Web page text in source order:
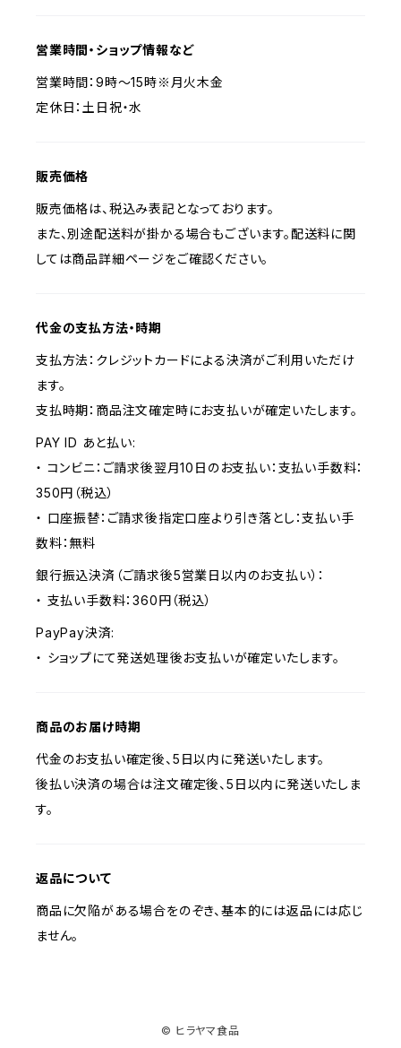
営業時間・ショップ情報など
営業時間：9時～15時※月火木金
定休日：土日祝・水
販売価格
販売価格は、税込み表記となっております。
また、別途配送料が掛かる場合もございます。配送料に関
しては商品詳細ページをご確認ください。
代金の支払方法・時期
支払方法：クレジットカードによる決済がご利用いただけ
ます。
支払時期：商品注文確定時にお支払いが確定いたします。
PAY ID あと払い:
・ コンビニ：ご請求後翌月10日のお支払い：支払い手数料：
350円（税込）
・ 口座振替：ご請求後指定口座より引き落とし：支払い手
数料：無料
銀行振込決済（ご請求後5営業日以内のお支払い）：
・ 支払い手数料：360円（税込）
PayPay決済:
・ ショップにて発送処理後お支払いが確定いたします。
商品のお届け時期
代金のお支払い確定後、5日以内に発送いたします。
後払い決済の場合は注文確定後、5日以内に発送いたしま
す。
返品について
商品に欠陥がある場合をのぞき、基本的には返品には応じ
ません。
© ヒラヤマ食品